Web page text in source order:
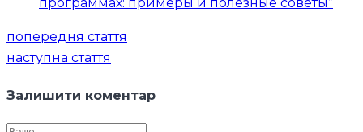
Навігація
записів
попередня стаття
наступна стаття
Залишити коментар